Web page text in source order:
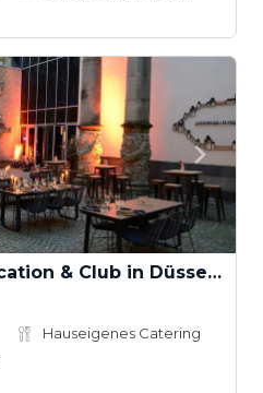
The Eight - Eventlocation & Club in Düsseldorf
Hauseigenes Catering